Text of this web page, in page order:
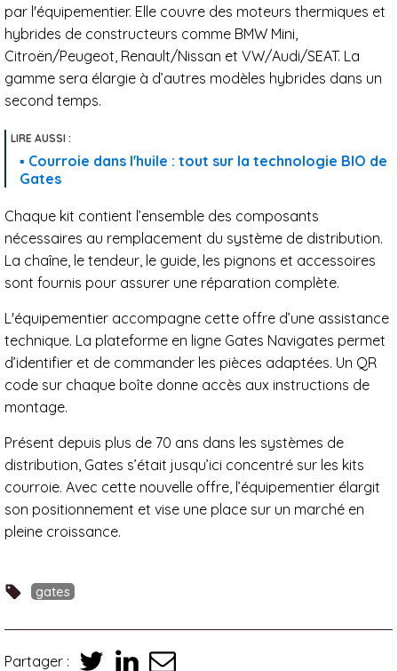
par l'équipementier. Elle couvre des moteurs thermiques et
hybrides de constructeurs comme BMW Mini,
Citroën/Peugeot, Renault/Nissan et VW/Audi/SEAT. La
gamme sera élargie à d’autres modèles hybrides dans un
second temps.
Courroie dans l'huile : tout sur la technologie BIO de
Gates
Chaque kit contient l’ensemble des composants
nécessaires au remplacement du système de distribution.
La chaîne, le tendeur, le guide, les pignons et accessoires
sont fournis pour assurer une réparation complète.
L'équipementier accompagne cette offre d’une assistance
technique. La plateforme en ligne Gates Navigates permet
d’identifier et de commander les pièces adaptées. Un QR
code sur chaque boîte donne accès aux instructions de
montage.
Présent depuis plus de 70 ans dans les systèmes de
distribution, Gates s’était jusqu’ici concentré sur les kits
courroie. Avec cette nouvelle offre, l’équipementier élargit
son positionnement et vise une place sur un marché en
pleine croissance.
gates
Partager :